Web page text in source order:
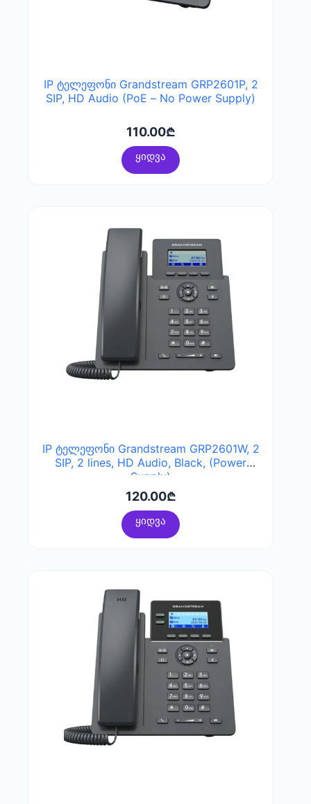
IP ტელეფონი Grandstream GRP2601P, 2
SIP, HD Audio (PoE – No Power Supply)
110.00₾
ყიდვა
IP ტელეფონი Grandstream GRP2601W, 2
SIP, 2 lines, HD Audio, Black, (Power
Supply)
120.00₾
ყიდვა